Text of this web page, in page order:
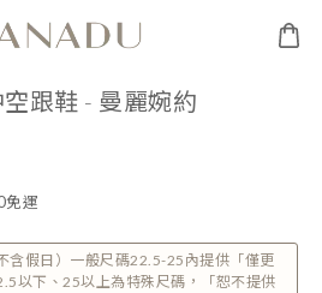
跟鞋 - 曼麗婉約
免運
含假日）一般尺碼22.5-25內提供「僅更
以下、25以上為特殊尺碼，「恕不提供